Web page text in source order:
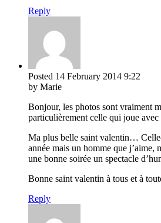
Reply
Posted 14 February 2014 9:22
by Marie
Bonjour, les photos sont vraiment
particulièrement celle qui joue avec
Ma plus belle saint valentin…
année mais un homme que j’aime,
une bonne soirée un spectacle
Bonne saint valentin à tous et à
Reply